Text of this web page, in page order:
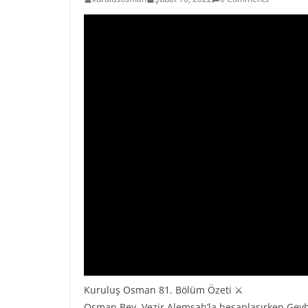
Kuruluş Osman 81. Bölüm Özeti ⚔